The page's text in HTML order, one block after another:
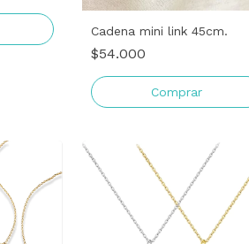
Cadena mini link 45cm.
$54.000
Comprar